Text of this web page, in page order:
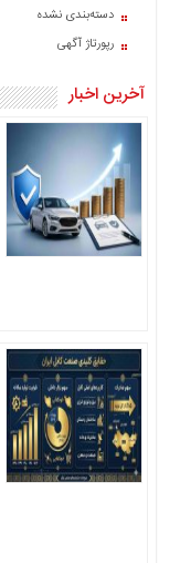
اخبار
فرهنگی
منوی
اصلی
اقتصادی
اخبار
اخبار
المللی
دسته‌بندی نشده
رپورتاژ آگهی
آخرین اخبار